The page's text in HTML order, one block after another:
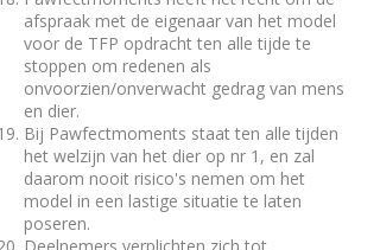
afspraak met de eigenaar van het model
voor de TFP opdracht ten alle tijde te
stoppen om redenen als
onvoorzien/onverwacht gedrag van mens
en dier.
Bij Pawfectmoments staat ten alle tijden
het welzijn van het dier op nr 1, en zal
daarom nooit risico's nemen om het
model in een lastige situatie te laten
poseren.